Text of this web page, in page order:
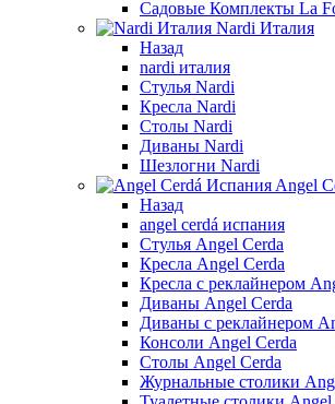
Садовые Комплекты La
Nardi Италия
Назад
nardi италия
Стулья Nardi
Кресла Nardi
Столы Nardi
Диваны Nardi
Шезлогни Nardi
Angel
Назад
angel cerdá испания
Стулья Angel Cerda
Кресла Angel Cerda
Кресла с реклайнером
Диваны Angel Cerda
Диваны с реклайнером
Консоли Angel Cerda
Столы Angel Cerda
Журнальные столики